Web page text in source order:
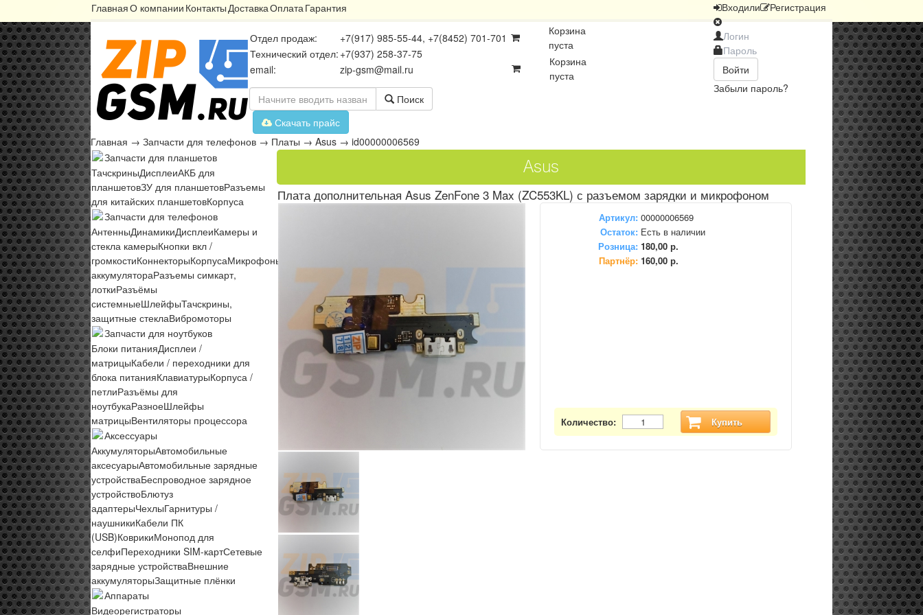
ГлавнаяО компании КонтактыДоставкаОплатаГарантия Входили Регистрация
Войти
Забыли пароль?
Отдел продаж:
+7(917) 985-55-44, +7(8452) 701-701
Технический отдел: +7(937) 258-37-75
email:
zip-gsm@mail.ru
Корзина
пуста
Корзина
пуста
Поиск
Скачать прайс
Главная → Запчасти для телефонов → Платы → Asus → id00000006569
Запчасти для планшетов
ТачскриныДисплеиАКБ для
планшетовЗУ для планшетовРазъемы
для китайских планшетовКорпуса
Запчасти для телефонов
АнтенныДинамикиДисплеиКамеры и
стекла камерыКнопки вкл /
громкостиКоннекторыКорпусаМикрофоны
аккумулятораРазъемы симкарт,
лоткиРазъёмы
системныеШлейфыТачскрины,
защитные стеклаВибромоторы
Запчасти для ноутбуков
Блоки питанияДисплеи /
матрицыКабели / переходники для
блока питанияКлавиатурыКорпуса /
петлиРазъёмы для
ноутбукаРазноеШлейфы
матрицыВентиляторы процессора
Аксессуары
АккумуляторыАвтомобильные
аксесуарыАвтомобильные зарядные
устройстваБеспроводное зарядное
устройствоБлютуз
адаптерыЧехлыГарнитуры /
наушникиКабели ПК
(USB)КоврикиМонопод для
селфиПереходники SIM-картСетевые
зарядные устройстваВнешние
аккумуляторыЗащитные плёнки
Аппараты
Видеорегистраторы
Asus
Плата дополнительная Asus ZenFone 3 Max (ZC553KL) с разъемом зарядки и микрофоном
Артикул: 00000006569
Остаток: Есть в наличии
Розница: 180,00 р.
Партнёр: 160,00 р.
Количество: Купить